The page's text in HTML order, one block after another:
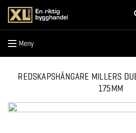
Meny
Meny
REDSKAPSHÄNGARE MILLERS
175MM